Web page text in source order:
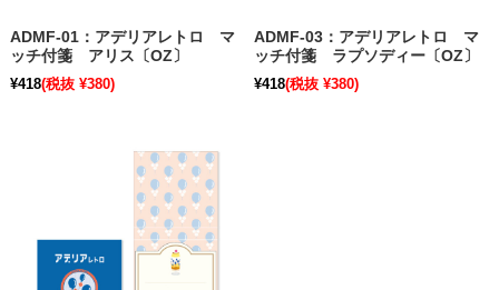
ADMF-01：アデリアレトロ マ
ッチ付箋 アリス〔OZ〕
¥418(税抜 ¥380)
ADMF-03：アデリアレトロ マ
ッチ付箋 ラプソディー〔OZ〕
¥418(税抜 ¥380)